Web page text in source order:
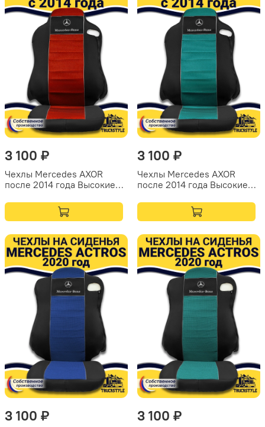
3 100 ₽
Чехлы Mercedes AXOR
после 2014 года Высокие
черный, красная вставка)
3 100 ₽
Чехлы Mercedes AXOR
после 2014 года Высокие
черный, зеленая вставка)
3 100 ₽ 3 100 ₽